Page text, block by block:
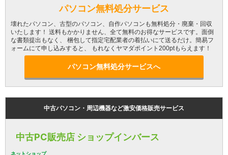
パソコン無料処分サービス
壊れたパソコン、古型のパソコン、自作パソコンも無料処分・廃棄・回収
いたします！ 送料もかかりません、全て無料のお得なサービスです。面倒
な書類提出もなく、 梱包して指定宅配業者の着払いにて送るだけ。簡易フ
ォームにて申し込みすると、 もれなくヤマダポイント200ptもらえます！
パソコン無料処分サービスへ
中古パソコン・周辺機器など激安価格販売サービス
中古PC販売店 ショップインバース
ネットショップ